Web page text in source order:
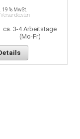
19 % MwSt.